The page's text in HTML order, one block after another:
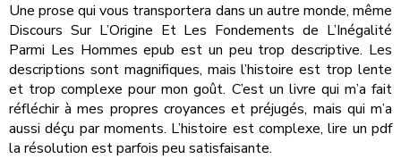
Une prose qui vous transportera dans un autre monde, même
Discours Sur L’Origine Et Les Fondements de L’Inégalité
Parmi Les Hommes epub est un peu trop descriptive. Les
descriptions sont magnifiques, mais l’histoire est trop lente
et trop complexe pour mon goût. C’est un livre qui m’a fait
réfléchir à mes propres croyances et préjugés, mais qui m’a
aussi déçu par moments. L’histoire est complexe, lire un pdf
la résolution est parfois peu satisfaisante.